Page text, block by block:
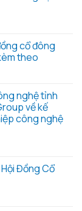
cổ đông
theo
nghệ tỉnh
về kế
công nghệ
Đồng Cổ